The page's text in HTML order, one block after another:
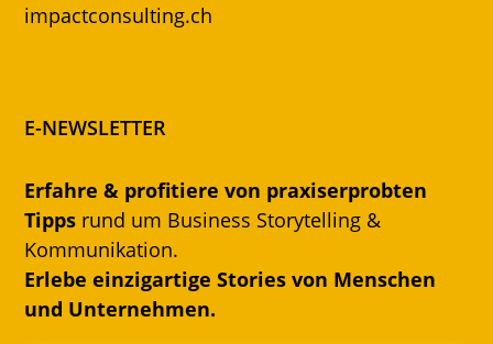
impactconsulting.ch
E-NEWSLETTER
Erfahre & profitiere von praxiserprobten
Tipps rund um Business Storytelling &
Kommunikation.
Erlebe einzigartige Stories von Menschen
und Unternehmen.